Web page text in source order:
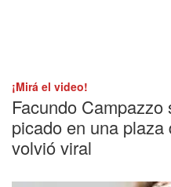
¡Mirá el video!
Facundo
picado en una
volvió viral